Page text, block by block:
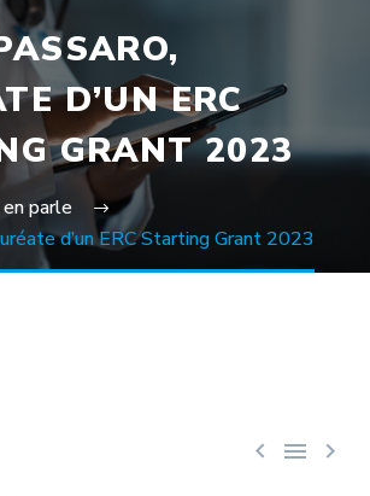
D’UN ERC
GRANT 2023
parle
d’un ERC Starting Grant 2023
  